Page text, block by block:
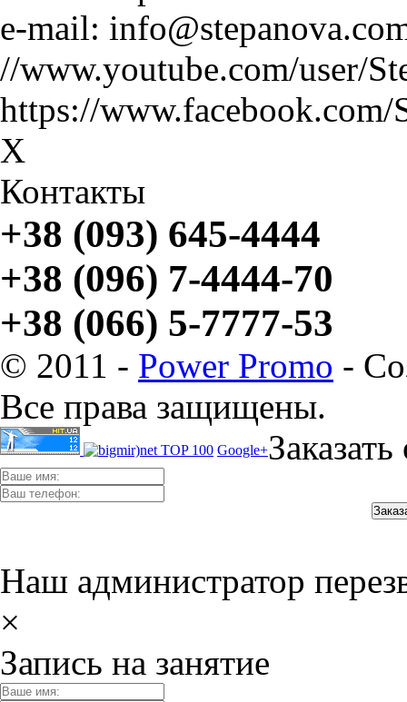
e-mail:
//www.youtube.com/user/
https://www.facebook.com/
X
Контакты
+38 (093) 645-4444
+38 (096) 7-4444-70
+38 (066) 5-7777-53
© 2011 - Power Promo -
Все права защищены.
Google+
Наш администратор
×
Запись на занятие